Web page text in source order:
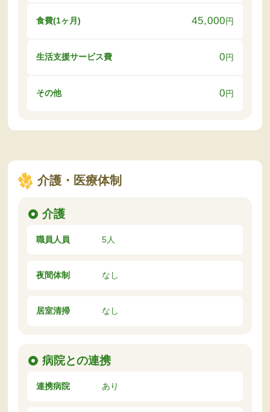
食費(1ヶ月) 45,000円
生活支援サービス費 0円
その他 0円
介護・医療体制
介護
職員人員 5人
夜間体制 なし
居室清掃 なし
病院との連携
連携病院 あり